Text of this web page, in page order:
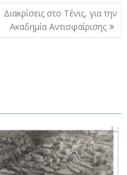
Διακρίσεις στο Τένις, για την
Ακαδημία Αντισφαίρισης